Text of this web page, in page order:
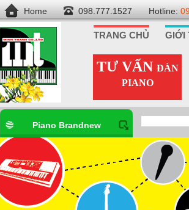
Home 098.777.1527 Hotline:
TRANG CHỦ GIỚI
TƯ VẤN ĐÀN
PIANO
Piano Brandnew